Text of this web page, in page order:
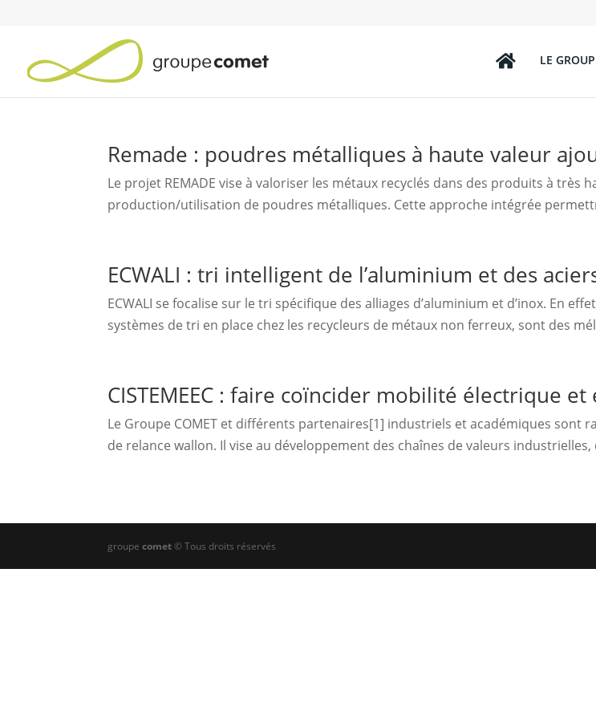
LE
Remade : poudres métalliques à haute valeur
Le projet REMADE vise à valoriser les métaux recyclés dans des produits à
production/utilisation de poudres métalliques. Cette approche intégrée
ECWALI : tri intelligent de l’aluminium et des
ECWALI se focalise sur le tri spécifique des alliages d’aluminium et d’inox. En
systèmes de tri en place chez les recycleurs de métaux non ferreux, sont des
CISTEMEEC : faire coïncider mobilité électrique
Le Groupe COMET et différents partenaires[1] industriels et académiques sont
de relance wallon. Il vise au développement des chaînes de valeurs
groupecomet© Tous droits réservés